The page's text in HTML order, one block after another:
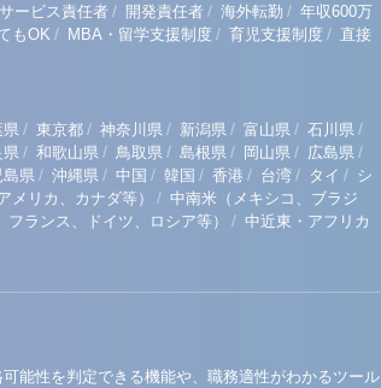
サービス責任者 / 開発責任者 / 海外転勤 / 年収600万
もOK / MBA・留学支援制度 / 育児支援制度 / 直接
県 / 東京都 / 神奈川県 / 新潟県 / 富山県 / 石川県 /
県 / 和歌山県 / 鳥取県 / 島根県 / 岡山県 / 広島県 /
島県 / 沖縄県 / 中国 / 韓国 / 香港 / 台湾 / タイ / シ
メリカ、カナダ等） / 中南米（メキシコ、ブラジ
ランス、ドイツ、ロシア等） / 中近東・アフリカ
能性を判定できる機能や、職務適性がわかるツール